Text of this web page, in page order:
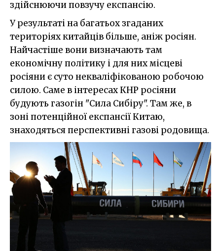
здійснюючи повзучу експансію.
У результаті на багатьох згаданих
територіях китайців більше, аніж росіян.
Найчастіше вони визначають там
економічну політику і для них місцеві
росіяни є суто некваліфікованою робочою
силою. Саме в інтересах КНР росіяни
будують газогін "Сила Сибіру". Там же, в
зоні потенційної експансії Китаю,
знаходяться перспективні газові родовища.